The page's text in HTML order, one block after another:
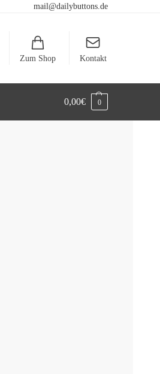
mail@dailybuttons.de
Zum Shop Kontakt
0,00€ 0